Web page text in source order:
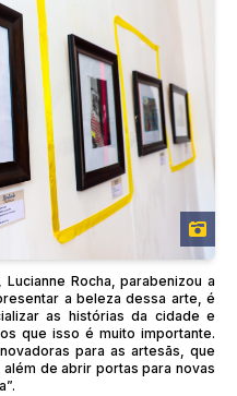
Rocha, parabenizou a
a beleza dessa arte, é
as histórias da cidade e
que isso é muito importante.
para as artesãs, que
de abrir portas para novas